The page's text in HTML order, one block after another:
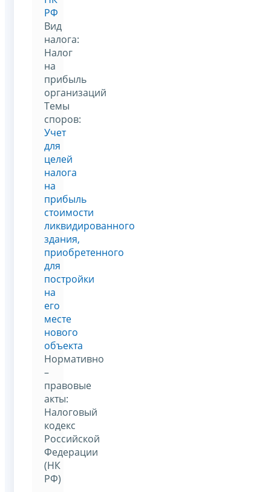
РФ
Вид
налога:
Налог
на
прибыль
организаций
Темы
споров:
Учет
для
целей
налога
на
прибыль
стоимости
ликвидированного
здания,
приобретенного
для
постройки
на
его
месте
нового
объекта
Нормативно
–
правовые
акты:
Налоговый
кодекс
Российской
Федерации
(НК
РФ)